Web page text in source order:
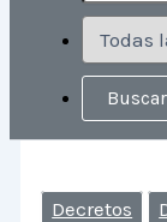
Decretos